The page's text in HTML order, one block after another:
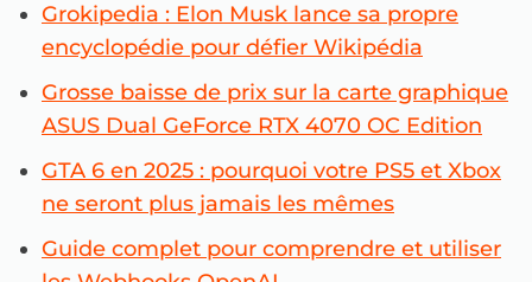
Grokipedia : Elon Musk lance sa propre
encyclopédie pour défier Wikipédia
Grosse baisse de prix sur la carte graphique
ASUS Dual GeForce RTX 4070 OC Edition
GTA 6 en 2025 : pourquoi votre PS5 et Xbox
ne seront plus jamais les mêmes
Guide complet pour comprendre et utiliser